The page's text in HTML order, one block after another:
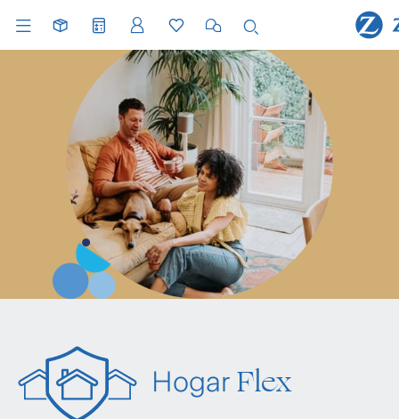
Hogar Flex
Incendio: Te cubrimos la estructura,
muebles y enseres de tu hogar.
Robo: Si han entrado a tu hogar y tus
Equipo electrónico: Si cuentas con equipos
electrónicos fijos y portátiles, están
ante cualquier daño.